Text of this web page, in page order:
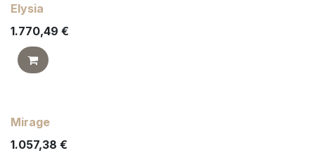
Elysia
1.770,49 €
Mirage
1.057,38 €